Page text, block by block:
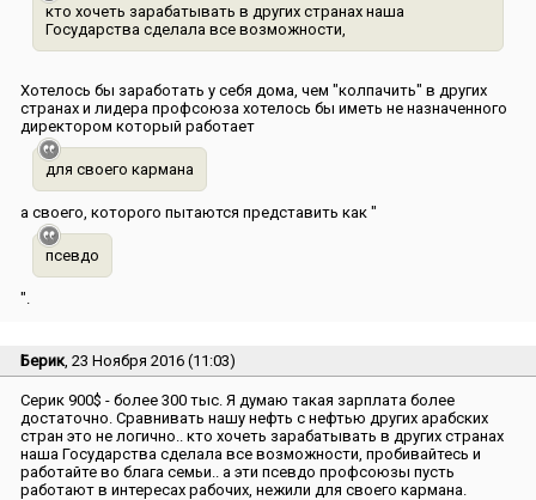
кто хочеть зарабатывать в других странах наша
Государства сделала все возможности,
Хотелось бы заработать у себя дома, чем ″колпачить″ в других
странах и лидера профсоюза хотелось бы иметь не назначенного
директором который работает
для своего кармана
а своего, которого пытаются представить как ″
псевдо
″.
Берик , 23 Ноября 2016 (11:03)
Серик 900$ - более 300 тыс. Я думаю такая зарплата более
достаточно. Сравнивать нашу нефть с нефтью других арабских
стран это не логично.. кто хочеть зарабатывать в других странах
наша Государства сделала все возможности, пробивайтесь и
работайте во блага семьи.. а эти псевдо профсоюзы пусть
работают в интересах рабочих, нежили для своего кармана.